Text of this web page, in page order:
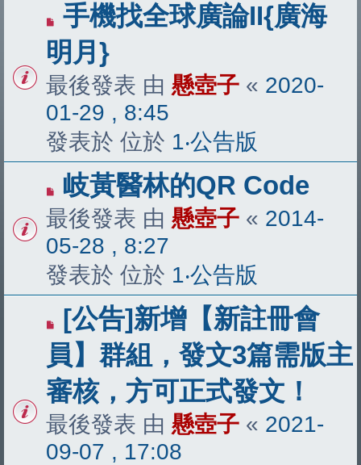
手機找全球廣論II{廣海
明月}
最後發表 由 懸壺子 « 2020-
01-29 , 8:45
發表於 位於 1‧公告版
岐黃醫林的QR Code
最後發表 由 懸壺子 « 2014-
05-28 , 8:27
發表於 位於 1‧公告版
[公告]新增【新註冊會
員】群組，發文3篇需版主
審核，方可正式發文！
最後發表 由 懸壺子 « 2021-
09-07 , 17:08